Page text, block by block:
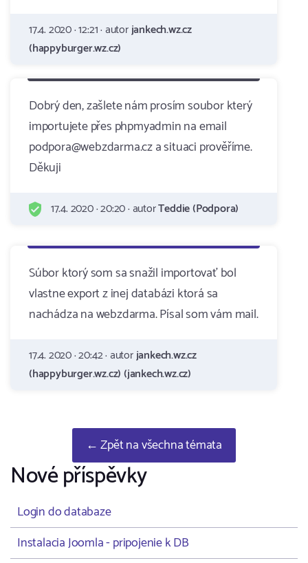
17.4. 2020 · 12:21 · autorjankech.wz.cz
(happyburger.wz.cz)
Dobrý den, zašlete nám prosím soubor který
importujete přes phpmyadmin na email
podpora@webzdarma.cz a situaci prověříme.
Děkuji
17.4. 2020 · 20:20 · autorTeddie (Podpora)
Súbor ktorý som sa snažil importovať bol
vlastne export z inej databázi ktorá sa
nachádza na webzdarma. Písal som vám mail.
17.4. 2020 · 20:42 · autorjankech.wz.cz
(happyburger.wz.cz) (jankech.wz.cz)
← Zpět na všechna témata
Nové příspěvky
Login do databaze
Instalacia Joomla - pripojenie k DB